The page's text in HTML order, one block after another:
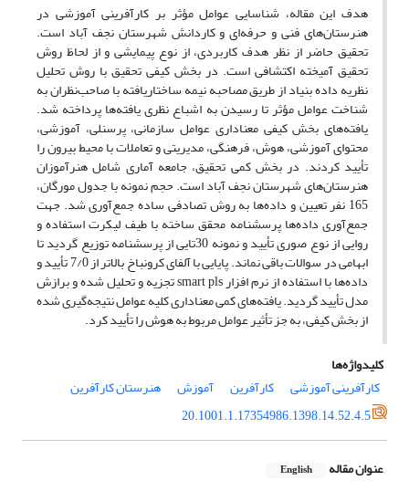
هدف این مقاله، شناسایی عوامل مؤثر بر کارآفرینی آموزشی در
هنرستان‌های فنی و حرفه‌ای و کاردانش شهرستان نجف آباد است.
تحقیق حاضر از نظر هدف کاربردی، از نوع پیمایشی و از لحاظ روش
تحقیق آمیخته اکتشافی است. در بخش کیفی تحقیق با روش تحلیل
نظریه داده بنیاد از طریق مصاحبه نیمه ساختاریافته با صاحب‌نظران به
شناخت عوامل مؤثر تا رسیدن به اشباع نظری یافته‌ها پرداخته شد.
یافته‌های بخش کیفی معناداری عوامل سازمانی، پرسنلی، آموزشی،
محتوای آموزشی، هوش، فرهنگی، مدیریتی و تعاملات با محیط بیرون را
تأیید کردند. در بخش کمی تحقیق، جامعه آماری شامل هنرآموزان
هنرستان‌های شهرستان نجف آباد است. حجم نمونه با جدول مورگان،
165 نفر تعیین و داده‌ها به روش تصادفی ساده جمع‌آوری شد. جهت
جمع‌آوری داده‌ها پرسشنامه محقق ساخته با طیف لیکرت استفاده و
روایی از نوع صوری تأیید و نمونه 30تایی از پرسشنامه توزیع گردید تا
ابهامی در سوالات باقی نماند. پایایی با آلفای کرونباخ بالاتر از 7/0 تأیید و
داده‌ها با استفاده از نرم افزارsmart plsتجزیه و تحلیل شده و برازش
مدل تأیید گردید. یافته‌های کمی معناداری کلیه عوامل نتیجه‌گیری شده
از بخش کیفی، به جز تأثیر عوامل مربوط به هوش را تأیید کرد.
کلیدواژه‌ها
کارآفرینی آموزشی
کارآفرین آموزش
هنرستان کارآفرین
20.1001.1.17354986.1398.14.52.4.5
عنوان مقاله English